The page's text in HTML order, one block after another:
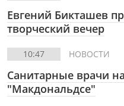
Евгений Бикташев
творческий вечер
10:47 НОВОСТИ
Cанитарные врачи
"Макдональдсе"